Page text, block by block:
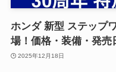
ホンダ 新型 ステップ
場！価格・装備・発売
2025年12月18日